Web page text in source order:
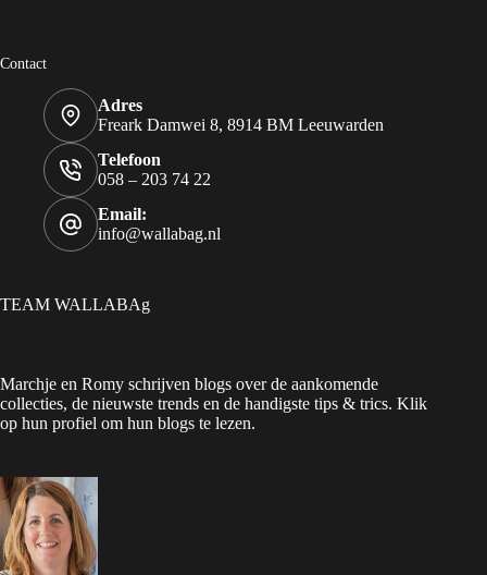
Contact
Adres
Freark Damwei 8, 8914 BM Leeuwarden
Telefoon
058 – 203 74 22
Email:
info@wallabag.nl
TEAM WALLABAg
Marchje en Romy schrijven blogs over de aankomende
collecties, de nieuwste trends en de handigste tips & trics. Klik
op hun profiel om hun blogs te lezen.